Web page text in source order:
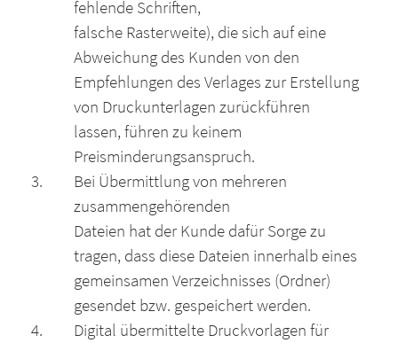
fehlende Schriften,
falsche Rasterweite), die sich auf eine
Abweichung des Kunden von den
Empfehlungen des Verlages zur Erstellung
von Druckunterlagen zurückführen
lassen, führen zu keinem
Preisminderungsanspruch.
Bei Übermittlung von mehreren
zusammengehörenden
Dateien hat der Kunde dafür Sorge zu
tragen, dass diese Dateien innerhalb eines
gemeinsamen Verzeichnisses (Ordner)
gesendet bzw. gespeichert werden.
Digital übermittelte Druckvorlagen für